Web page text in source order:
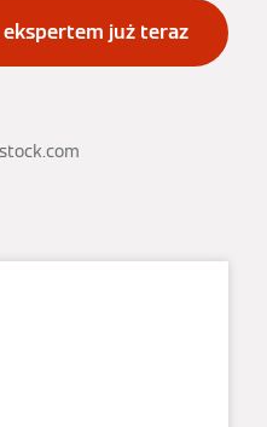
już teraz